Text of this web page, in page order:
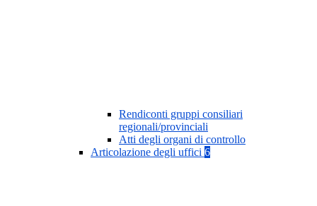
Rendiconti gruppi consiliari
regionali/provinciali
Atti degli organi di controllo
Articolazione degli uffici 6